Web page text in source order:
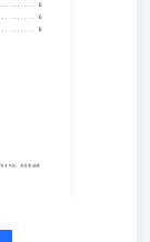
美联储的降息预
，伊朗威胁暂停
下，预计价格在